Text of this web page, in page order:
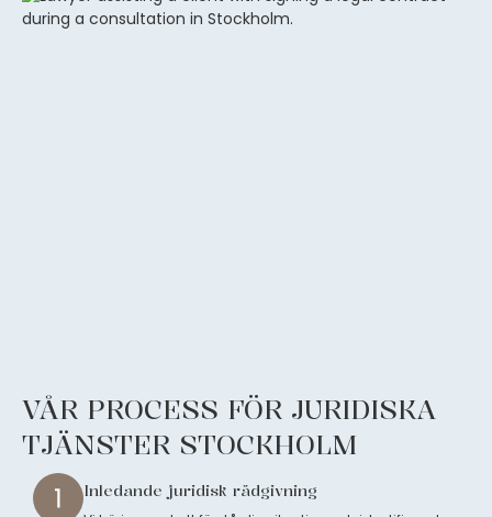
VÅR PROCESS FÖR JURIDISKA
TJÄNSTER STOCKHOLM
Inledande juridisk rådgivning